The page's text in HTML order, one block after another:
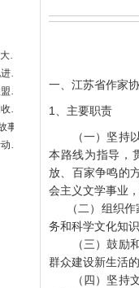
江苏省作协形象标识征集活动结果公告
一、江苏省作家
1、主要职责
（一）坚持以
本路线为指导，
放、百家争鸣的
会主义文学事业
（二）组织作
务和科学文化知
（三）鼓励和
群众建设新生活的
（四）坚持文